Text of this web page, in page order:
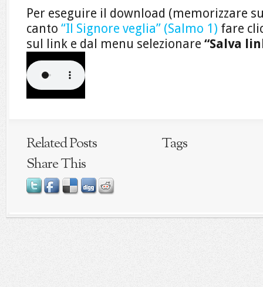
Per eseguire il download (memorizzare
canto “Il Signore veglia” (Salmo 1) fare
sul link e dal menu selezionare “Salva
Related Posts
Tags
Share This